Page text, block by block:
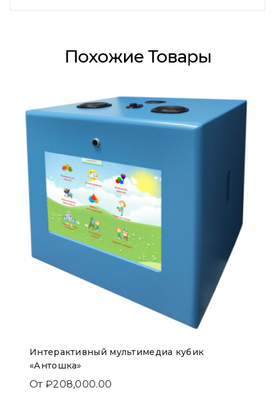
Похожие Товары
Интерактивный мультимедиа кубик
«Антошка»
От ₽208,000.00